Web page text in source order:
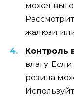
может
жалюзи
Контроль
влагу.
резина